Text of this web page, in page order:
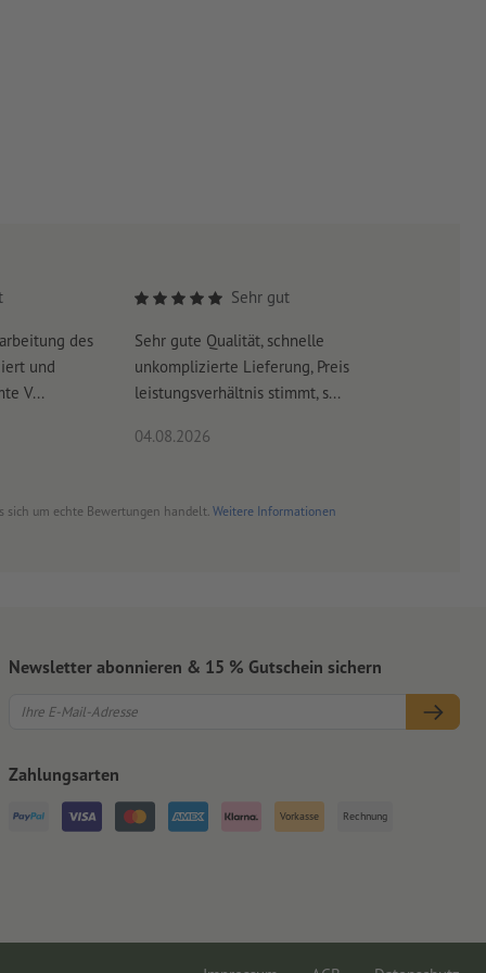
der
des
und
V...
Sehr gut
Sehr gute Qualität, schnelle
unkomplizierte Lieferung, Preis
leistungsverhältnis stimmt, s...
04.08.2026
sich um echte Bewertungen handelt. Weitere Informationen
Newsletter abonnieren & 15 % Gutschein sichern
Zahlungsarten
Vorkasse Rechnung